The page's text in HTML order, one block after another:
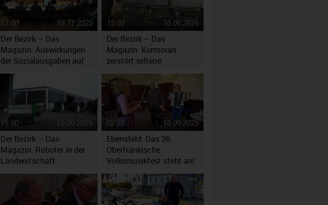
Der Bezirk – Das
Magazin: Auswirkungen
der Sozialausgaben auf
den Haushaltsplan
18.11.2025
15:00
Der Bezirk – Das
Magazin: Kormoran
zerstört seltene
Fischbestände
16.06.2026
15:00
Der Bezirk – Das
Magazin: Roboter in der
Landwirtschaft
16.09.2025
15:00
Ebensfeld: Das 36.
Oberfränkische
Volksmusikfest steht an!
16.09.2025
02:28